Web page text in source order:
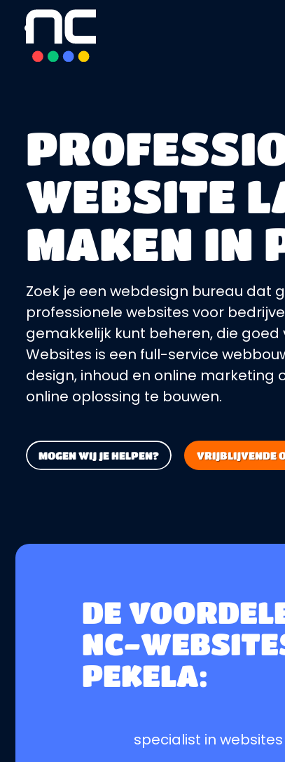
overslaan
WEBSITE
MAKEN IN
Zoek je een webdesign bureau dat
professionele websites voor
gemakkelijk kunt beheren, die
Websites is een full-service
design, inhoud en online marketing
online oplossing te bouwen.
MOGEN WIJ JE HELPEN? VRIJBLIJVENDE
DE
NC-
PEKELA:
specialist in